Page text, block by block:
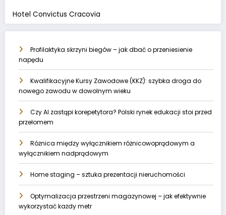
Hotel Convictus Cracovia
Profilaktyka skrzyni biegów – jak dbać o przeniesienie
napędu
Kwalifikacyjne Kursy Zawodowe (KKZ): szybka droga do
nowego zawodu w dowolnym wieku
Czy AI zastąpi korepetytora? Polski rynek edukacji stoi przed
przełomem
Różnica między wyłącznikiem różnicowoprądowym a
wyłącznikiem nadprądowym
Home staging – sztuka prezentacji nieruchomości
Optymalizacja przestrzeni magazynowej – jak efektywnie
wykorzystać każdy metr